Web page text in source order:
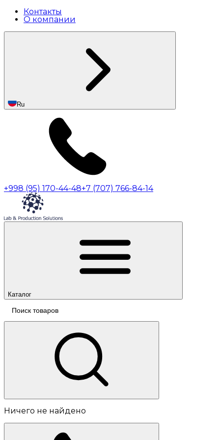
Контакты
О компании
Ru
+998 (95) 170-44-48+7 (707) 766-84-14
Каталог
Ничего не найдено